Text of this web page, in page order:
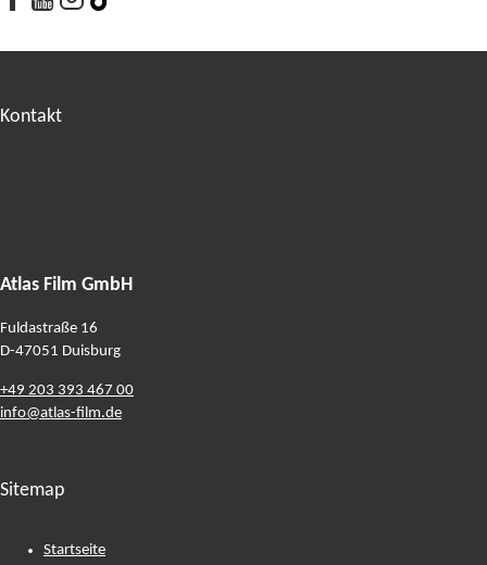
Kontakt
Atlas Film GmbH
Fuldastraße 16
D-47051 Duisburg
+49 203 393 467 00
info@atlas-film.de
Sitemap
Startseite